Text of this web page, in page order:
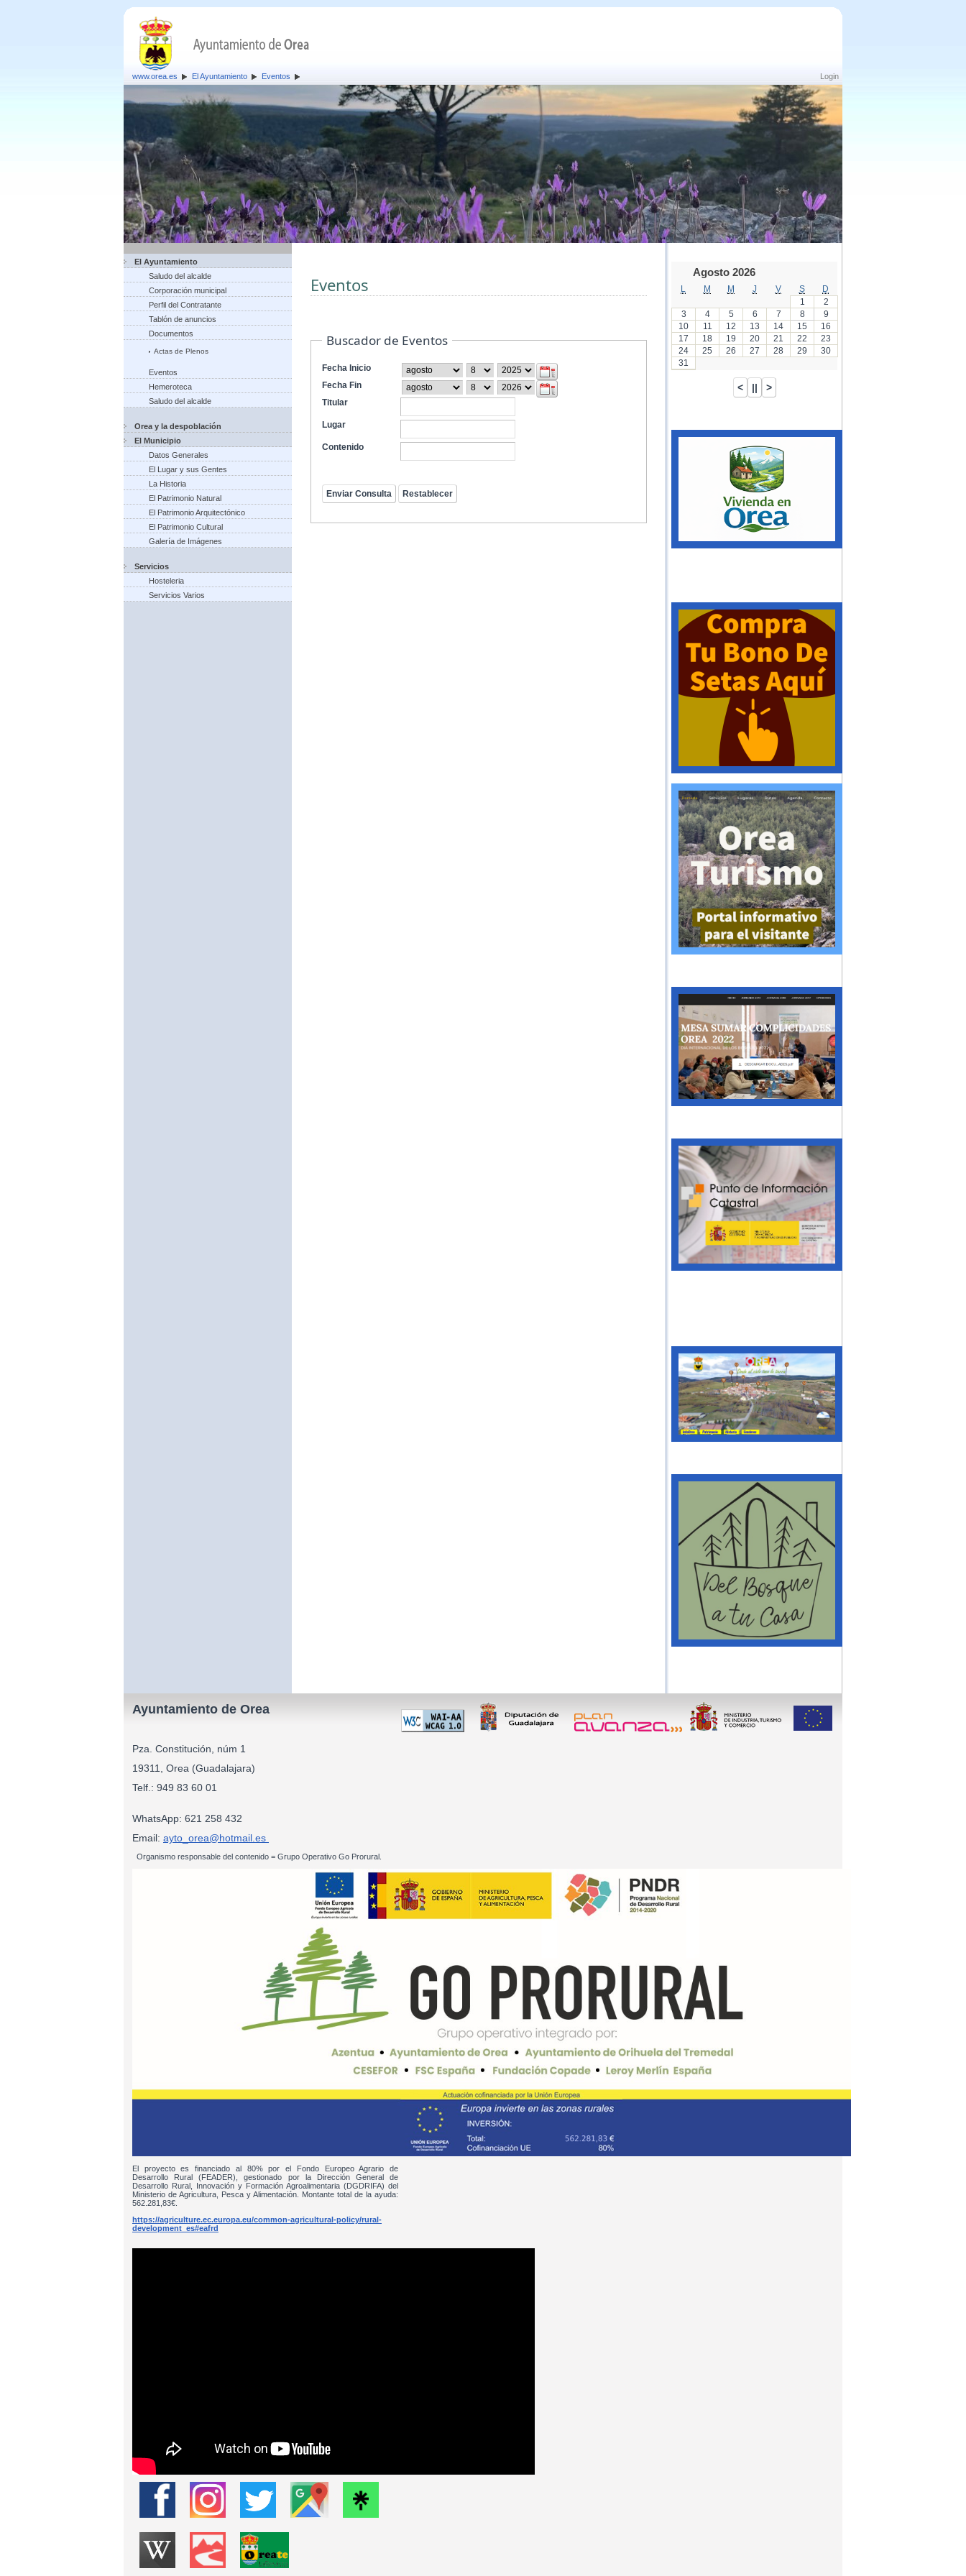
Login
www.orea.es El Ayuntamiento Eventos
El Ayuntamiento
Saludo del alcalde
Corporación municipal
Perfil del Contratante
Tablón de anuncios
Documentos
Actas de Plenos
Eventos
Hemeroteca
Saludo del alcalde
Orea y la despoblación
El Municipio
Datos Generales
El Lugar y sus Gentes
La Historia
El Patrimonio Natural
El Patrimonio Arquitectónico
El Patrimonio Cultural
Galería de Imágenes
Servicios
Hosteleria
Servicios Varios
Eventos
Buscador de Eventos
Fecha Inicio
Fecha Fin
Titular
Lugar
Contenido
Agosto 2026
M M J V S
D
1
2
3
4 5 6 7 8
9
10
11 12 13 14 15
16
17
18 19 20 21 22
23
24
25 26 27 28 29
30
31
Ayuntamiento de Orea
Pza. Constitución, núm 1
19311, Orea (Guadalajara)
Telf.: 949 83 60 01
WhatsApp: 621 258 432
Email: ayto_orea@hotmail.es
Organismo responsable del contenido = Grupo Operativo Go Prorural.
El proyecto es financiado al 80% por el Fondo Europeo Agrario de
Desarrollo Rural (FEADER), gestionado por la Dirección General de
Desarrollo Rural, Innovación y Formación Agroalimentaria (DGDRIFA) del
Ministerio de Agricultura, Pesca y Alimentación. Montante total de la ayuda:
562.281,83€.
https://agriculture.ec.europa.eu/common-agricultural-policy/rural-
development_es#eafrd